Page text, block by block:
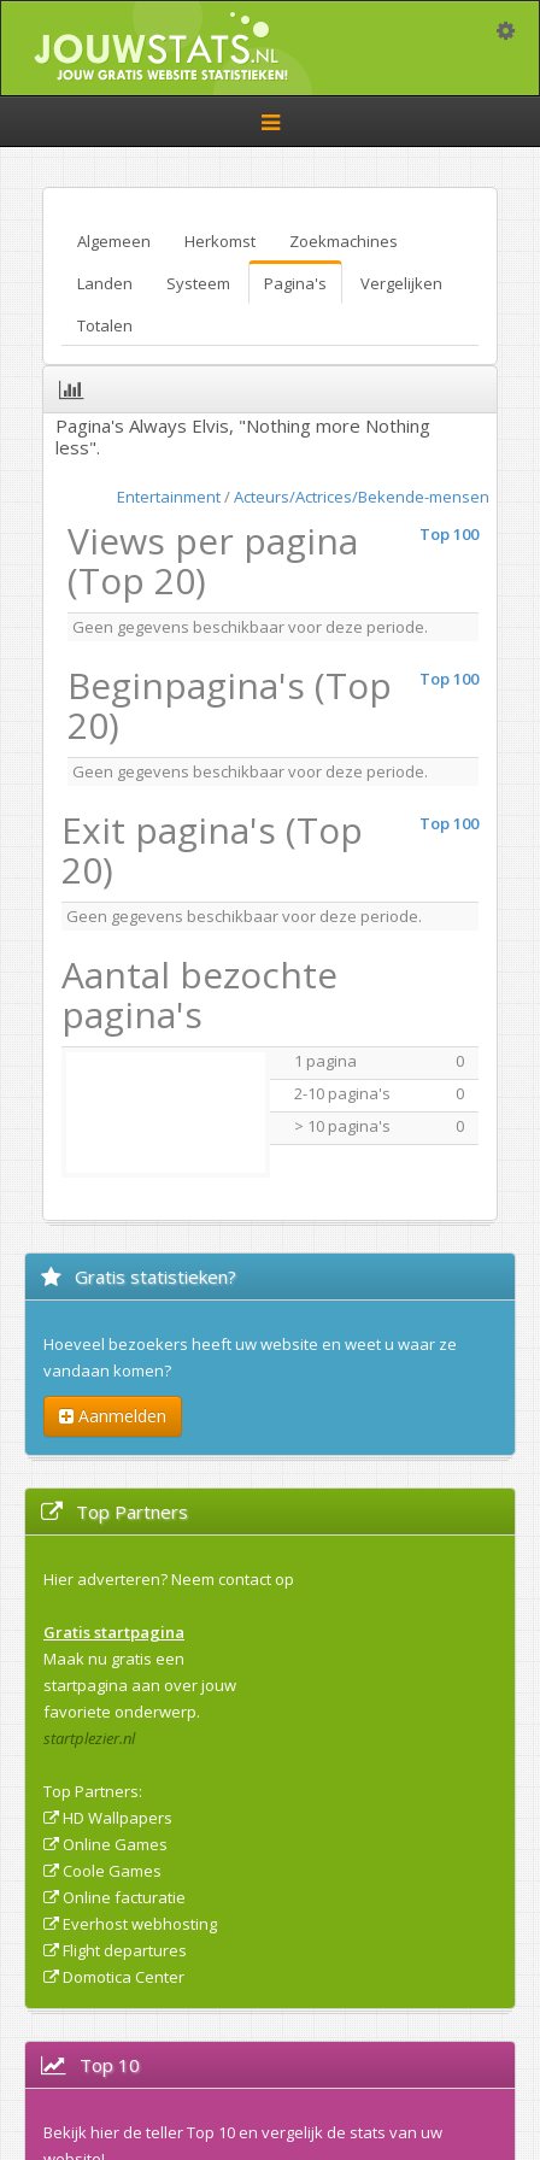
Toggle
navigation
Algemeen Herkomst
Zoekmachines
Landen
Systeem Pagina's
Vergelijken
Totalen
Pagina's Always Elvis, "Nothing more Nothing
less".
Entertainment/Acteurs/Actrices/Bekende-mensen
Top 100
Views per pagina
(Top 20)
Geen gegevens beschikbaar voor deze periode.
Top 100
Beginpagina's (Top
20)
Geen gegevens beschikbaar voor deze periode.
Top 100
Exit pagina's (Top
20)
Geen gegevens beschikbaar voor deze periode.
Aantal bezochte
pagina's
1 pagina
0
2-10 pagina's
0
> 10 pagina's
0
Gratis statistieken?
Hoeveel bezoekers heeft uw website en weet u waar ze
vandaan komen?
Aanmelden
Top Partners
Hier adverteren?Neem contact op
Gratis startpagina
Maak nu gratis een
startpagina aan over jouw
favoriete onderwerp.
startplezier.nl
Top Partners:
HD Wallpapers
Online Games
Coole Games
Online facturatie
Everhost webhosting
Flight departures
Domotica Center
Top 10
Bekijk hier de teller Top 10 en vergelijk de stats van uw